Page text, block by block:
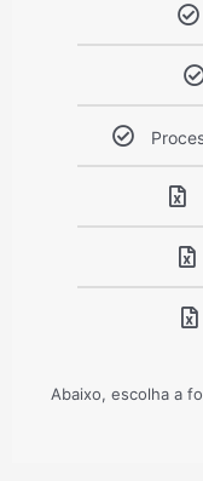
Abaixo, escolha a